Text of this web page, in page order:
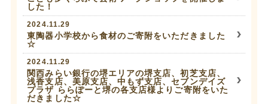
した！
2024.11.29
東陶器小学校から食材のご寄附をいただきました
☆
2024.11.29
関西みらい銀行の堺エリアの堺支店、初芝支店、
浅香支店、美原支店、中もず支店、セブンデイズ
プラザ ららぽーと堺の各支店様よりご寄附をいた
だきました☆